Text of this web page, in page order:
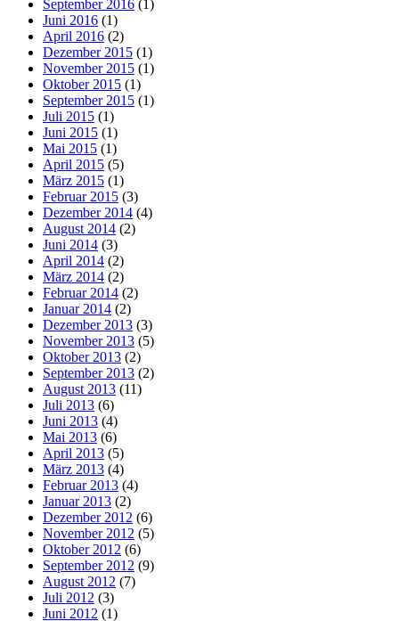
September 2016 (1)
Juni 2016 (1)
April 2016 (2)
Dezember 2015 (1)
November 2015 (1)
Oktober 2015 (1)
September 2015 (1)
Juli 2015 (1)
Juni 2015 (1)
Mai 2015 (1)
April 2015 (5)
März 2015 (1)
Februar 2015 (3)
Dezember 2014 (4)
August 2014 (2)
Juni 2014 (3)
April 2014 (2)
März 2014 (2)
Februar 2014 (2)
Januar 2014 (2)
Dezember 2013 (3)
November 2013 (5)
Oktober 2013 (2)
September 2013 (2)
August 2013 (11)
Juli 2013 (6)
Juni 2013 (4)
Mai 2013 (6)
April 2013 (5)
März 2013 (4)
Februar 2013 (4)
Januar 2013 (2)
Dezember 2012 (6)
November 2012 (5)
Oktober 2012 (6)
September 2012 (9)
August 2012 (7)
Juli 2012 (3)
Juni 2012 (1)